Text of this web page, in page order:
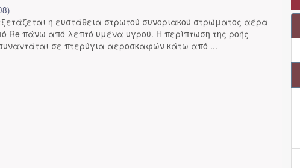
)
η ευστάθεια στρωτού συνοριακού στρώματος αέρα
Re πάνω από λεπτό υμένα υγρού. Η περίπτωση της ροής
σε πτερύγια αεροσκαφών κάτω από ...